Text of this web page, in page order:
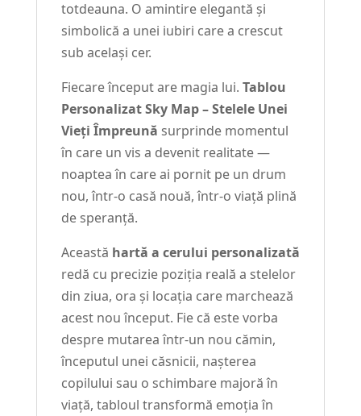
totdeauna. O amintire elegantă și
simbolică a unei iubiri care a crescut
sub același cer.
Fiecare început are magia lui. Tablou
Personalizat Sky Map – Stelele Unei
Vieți Împreună surprinde momentul
în care un vis a devenit realitate —
noaptea în care ai pornit pe un drum
nou, într-o casă nouă, într-o viață plină
de speranță.
Această hartă a cerului personalizată
redă cu precizie poziția reală a stelelor
din ziua, ora și locația care marchează
acest nou început. Fie că este vorba
despre mutarea într-un nou cămin,
începutul unei căsnicii, nașterea
copilului sau o schimbare majoră în
viață, tabloul transformă emoția în